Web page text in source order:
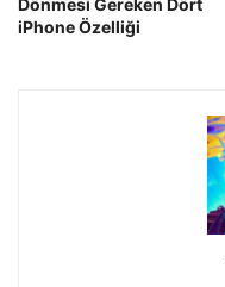
Dönmesi Gereken Dört
iPhone Özelliği